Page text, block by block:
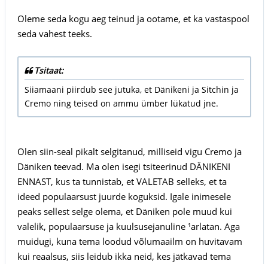
Oleme seda kogu aeg teinud ja ootame, et ka vastaspool
seda vahest teeks.
Tsitaat:
Siiamaani piirdub see jutuka, et Dänikeni ja Sitchin ja
Cremo ning teised on ammu ümber lükatud jne.
Olen siin-seal pikalt selgitanud, milliseid vigu Cremo ja
Däniken teevad. Ma olen isegi tsiteerinud DÄNIKENI
ENNAST, kus ta tunnistab, et VALETAB selleks, et ta
ideed populaarsust juurde koguksid. Igale inimesele
peaks sellest selge olema, et Däniken pole muud kui
valelik, populaarsuse ja kuulsusejanuline ¹arlatan. Aga
muidugi, kuna tema loodud võlumaailm on huvitavam
kui reaalsus, siis leidub ikka neid, kes jätkavad tema